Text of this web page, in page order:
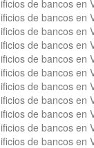
de bancos en
de bancos en
de bancos en
de bancos en
de bancos en
de bancos en
de bancos en
de bancos en
de bancos en
de bancos en
de bancos en